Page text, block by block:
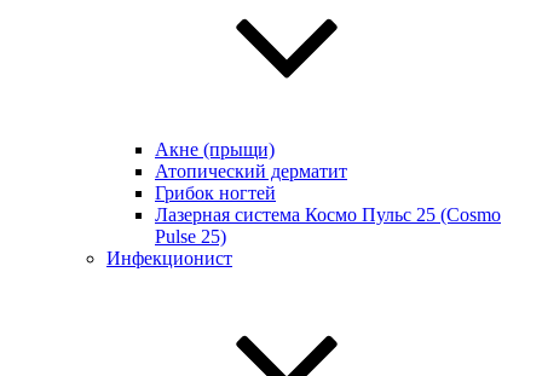
Акне (прыщи)
Атопический дерматит
Грибок ногтей
Лазерная система Космо Пульс 25 (Cosmo
Pulse 25)
Инфекционист